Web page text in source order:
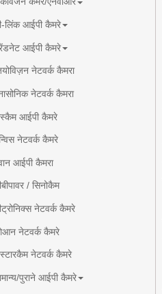
लिंक आईपी कैमरे
आईपी कैमरे
नेटवर्क कैमरा
नेटवर्क कैमरा
आईपी कैमरे
नेटवर्क कैमरे
आईपी कैमरा
/ सिनोकैम
नेटवर्क कैमरे
नेटवर्क कैमरे
नेटवर्क कैमरे
पुराने आईपी कैमरे